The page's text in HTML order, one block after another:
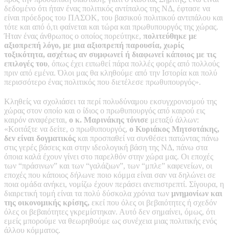
δεδομένο ότι ήταν ένας πολιτικός αντίπαλος της ΝΔ, έφτασε να
είναι πρόεδρος του ΠΑΣΟΚ, του βασικού πολιτικού αντιπάλου και
τότε και από ό,τι φαίνεται και τώρα και πρωθυπουργός της χώρας.
Ήταν ένας άνθρωπος ο οποίος πορεύτηκε, πολιτεύθηκε με
αξιοπρεπή λόγο, με μια αξιοπρεπή παρουσία, χωρίς
τοξικότητα, ασχέτως αν συμφωνεί ή διαφωνεί κάποιος με τις
επιλογές του, όπως έχει ειπωθεί πάρα πολλές φορές από πολλούς
πριν από εμένα. Όλοι μας θα κληθούμε από την Ιστορία και πολύ
περισσότερο ένας πολιτικός που διετέλεσε πρωθυπουργός».
Κληθείς να σχολιάσει τα περί πολυδύναμου εκσυγχρονισμού της
χώρας στον οποίο και ο ίδιος ο πρωθυπουργός από καιρού εις
καιρόν αναφέρεται, ο κ. Μαρινάκης τόνισε μεταξύ άλλων:
«Κοιτάξτε να δείτε, ο πρωθυπουργός, ο Κυριάκος Μητσοτάκης,
δεν είναι δογματικός και προσπαθεί να συνθέσει πατώντας πάνω
στις γερές βάσεις και στην ιδεολογική βάση της ΝΔ, πάνω στα
όποια καλά έχουν γίνει στο παρελθόν στην χώρα μας. Οι εποχές
των “πράσινων” και των “γαλάζιων”, των “μπλε” καφενείων, οι
εποχές που κάποιος δήλωνε ποιο κόμμα είναι σαν να δηλώνει σε
ποια ομάδα ανήκει, νομίζω έχουν περάσει ανεπιστρεπτί. Σίγουρα, η
διαιρετική τομή είναι τα πολύ δύσκολα χρόνια των μνημονίων και
της οικονομικής κρίσης, εκεί που όλες οι βεβαιότητες ή σχεδόν
όλες οι βεβαιότητες γκρεμίστηκαν. Αυτό δεν σημαίνει, όμως, ότι
εμείς μπορούμε να θεωρηθούμε ως συνέχεια μιας πολιτικής ενός
άλλου κόμματος.